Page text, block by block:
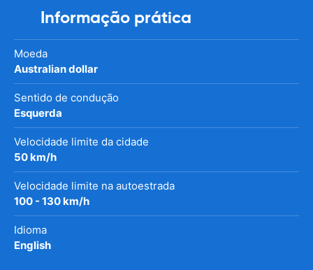
Informação prática
Moeda
Australian dollar
Sentido de condução
Esquerda
Velocidade limite da cidade
50 km/h
Velocidade limite na autoestrada
100 - 130 km/h
Idioma
English